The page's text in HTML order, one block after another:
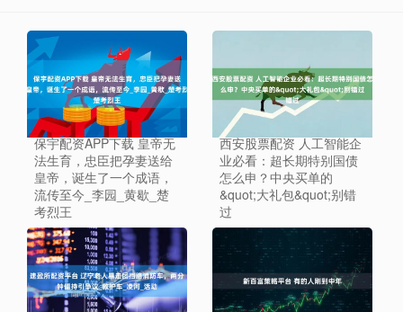
保宇配资APP下载 皇帝无
法生育，忠臣把孕妻送给
皇帝，诞生了一个成语，
流传至今_李园_黄歇_楚
考烈王
西安股票配资 人工智能企
业必看：超长期特别国债
怎么申？中央买单的
&quot;大礼包&quot;别错
过